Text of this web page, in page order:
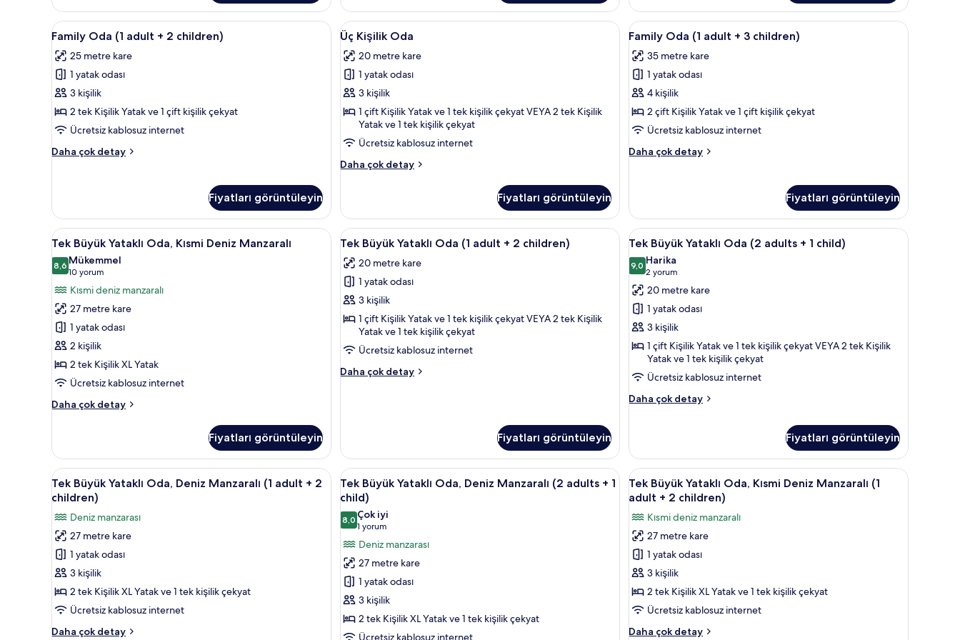
detay
daha
fazla
detay
Deniz
Manzaralı
hakkında
fazla
detay
Family
Oda
(1
adult
+
2
children)
tüm
Odada kasa, masa, ses yalıtımı, ücretsiz kablosuz İnternet
5
Family Oda (1 adult + 2 children)
25 metre kare
1 yatak odası
3 kişilik
2 tek Kişilik Yatak ve 1 çift kişilik çekyat
Ücretsiz kablosuz internet
Daha çok detay
Family
2
children)
hakkında
daha
fazla
detay
Fiyatları görüntüleyin
Üç
Kişilik
Oda
için
tüm
fotoğrafları
görün
Odada kasa, masa, ses yalıtımı, ücretsiz kablosuz İnternet
4
Üç Kişilik Oda
20 metre kare
1 yatak odası
3 kişilik
1 çift Kişilik Yatak ve 1 tek kişilik çekyat VEYA 2 tek Kişilik
Yatak ve 1 tek kişilik çekyat
Ücretsiz kablosuz internet
Daha çok detay
Üç
daha
fazla
detay
Fiyatları görüntüleyin
Family
Oda
(1
adult
+
3
children)
tüm
Odada kasa, masa, ses yalıtımı, ücretsiz
6
Family Oda (1 adult + 3 children)
35 metre kare
1 yatak odası
4 kişilik
2 çift Kişilik Yatak ve 1 çift kişilik çekyat
Ücretsiz kablosuz internet
Daha çok detay
Family
3
children)
hakkında
daha
fazla
detay
Fiyatları görüntüleyin
Tek
Büyük
Yataklı
Oda,
Kısmi
Deniz
Manzaralı
için
tüm
fotoğrafları
görün
Odada kasa, masa, ses yalıtımı, ücretsiz kablosuz İnternet
8
Tek Büyük Yataklı Oda, Kısmi Deniz Manzaralı
8,68,6 / 10
Mükemmel
10 yorum
(10
yorum)
Kısmi deniz manzaralı
27 metre kare
1 yatak odası
2 kişilik
2 tek Kişilik XL Yatak
Ücretsiz kablosuz internet
Daha çok detay
Tek
Kısmi
Deniz
Manzaralı
hakkında
fazla
detay
Fiyatları görüntüleyin
Tek
Büyük
Yataklı
Oda
(1
adult
2
children)
Odada kasa, masa, ses yalıtımı, ücretsiz kablosuz İnternet
4
Tek Büyük Yataklı Oda (1 adult + 2 children)
20 metre kare
1 yatak odası
3 kişilik
1 çift Kişilik Yatak ve 1 tek kişilik çekyat VEYA 2 tek Kişilik
Yatak ve 1 tek kişilik çekyat
Ücretsiz kablosuz internet
Daha çok detay
Tek
+
children)
hakkında
daha
fazla
detay
Fiyatları görüntüleyin
Tek
Büyük
Yataklı
Oda
(2
adults
+
1
child)
için
tüm
Odada kasa, masa, ses yalıtımı, ücretsiz
4
Tek Büyük Yataklı Oda (2 adults + 1 child)
9,09,0 / 10
Harika
2 yorum
(2
yorum)
20 metre kare
1 yatak odası
3 kişilik
1 çift Kişilik Yatak ve 1 tek kişilik çekyat VEYA 2 tek Kişilik
Yatak ve 1 tek kişilik çekyat
Ücretsiz kablosuz internet
Daha çok detay
Tek
(2
adults
+
child)
hakkında
fazla
detay
Fiyatları görüntüleyin
Tek
Büyük
Oda,
Deniz
Manzaralı
(1
adult
+
Odada kasa, masa, ses yalıtımı, ücretsiz kablosuz İnternet
5
Tek Büyük Yataklı Oda, Deniz Manzaralı (1 adult + 2
children)
Deniz manzarası
27 metre kare
1 yatak odası
3 kişilik
2 tek Kişilik XL Yatak ve 1 tek kişilik çekyat
Ücretsiz kablosuz internet
Daha çok detay
Tek
Tek
Büyük
Yataklı
Oda,
Deniz
Manzaralı
(2
adults
+
1
Odada kasa, masa, ses yalıtımı, ücretsiz kablosuz İnternet
5
Tek Büyük Yataklı Oda, Deniz Manzaralı (2 adults + 1
child)
8,08,0 / 10
Çok iyi
1 yorum
(1
yorum)
Deniz manzarası
27 metre kare
1 yatak odası
3 kişilik
2 tek Kişilik XL Yatak ve 1 tek kişilik çekyat
Ücretsiz kablosuz internet
Tek
Büyük
Oda,
Kısmi
Deniz
Manzaralı
(1
adult
Odada kasa, masa, ses yalıtımı, ücretsiz
5
Tek Büyük Yataklı Oda, Kısmi Deniz Manzaralı (1
adult + 2 children)
Kısmi deniz manzaralı
27 metre kare
1 yatak odası
3 kişilik
2 tek Kişilik XL Yatak ve 1 tek kişilik çekyat
Ücretsiz kablosuz internet
Daha çok detay
Tek